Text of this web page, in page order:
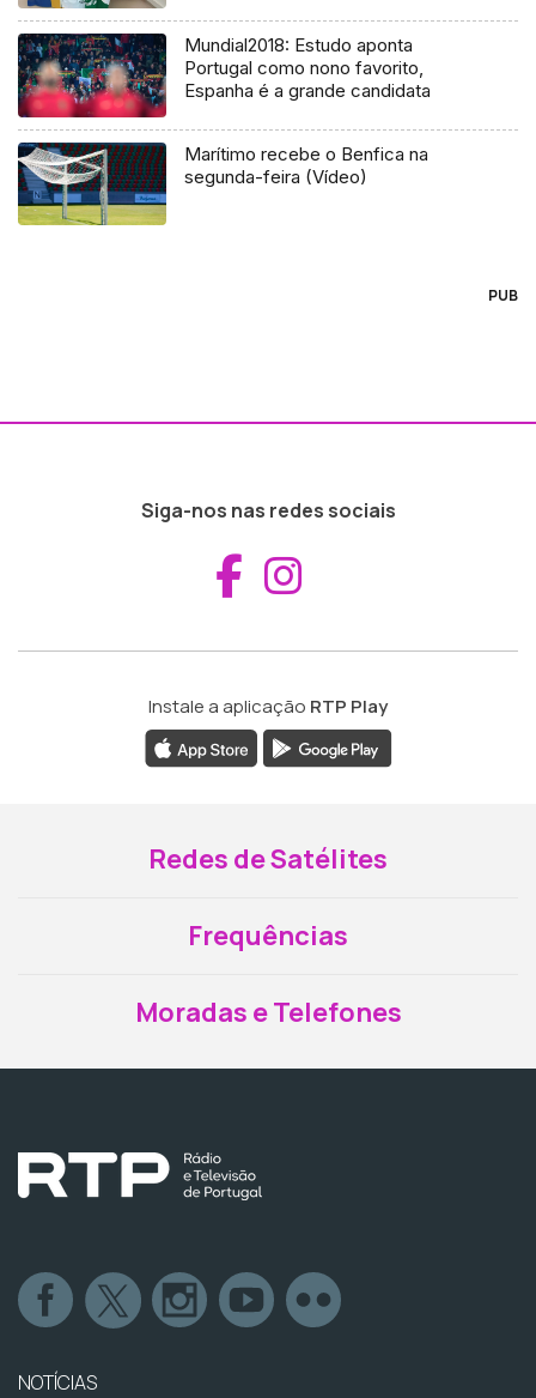
Mundial2018: Estudo aponta
Portugal como nono favorito,
Espanha é a grande candidata
Marítimo recebe o Benfica na
segunda-feira (Vídeo)
PUB
Siga-nos nas redes sociais
Aceder ao
Instale a aplicação RTP Play
Redes de Satélites
Frequências
Moradas e Telefones
NOTÍCIAS